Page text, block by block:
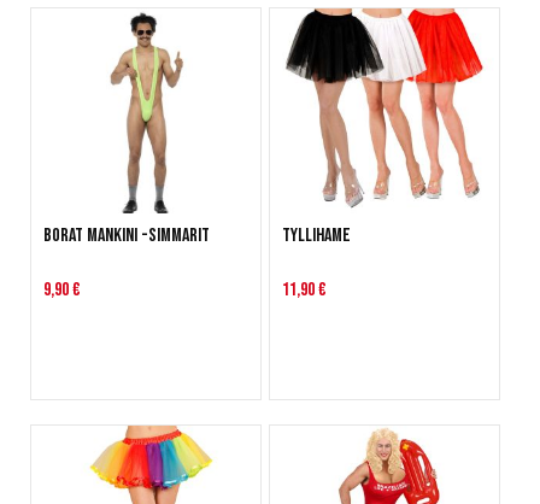
Borat Mankini -simmarit
9,90 €
Tyllihame
11,90 €